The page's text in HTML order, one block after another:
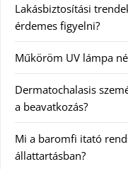
Lakásbiztosítási
érdemes figyelni?
Műköröm UV lámpa
Dermatochalasis
a beavatkozás?
Mi a baromfi itató
állattartásban?